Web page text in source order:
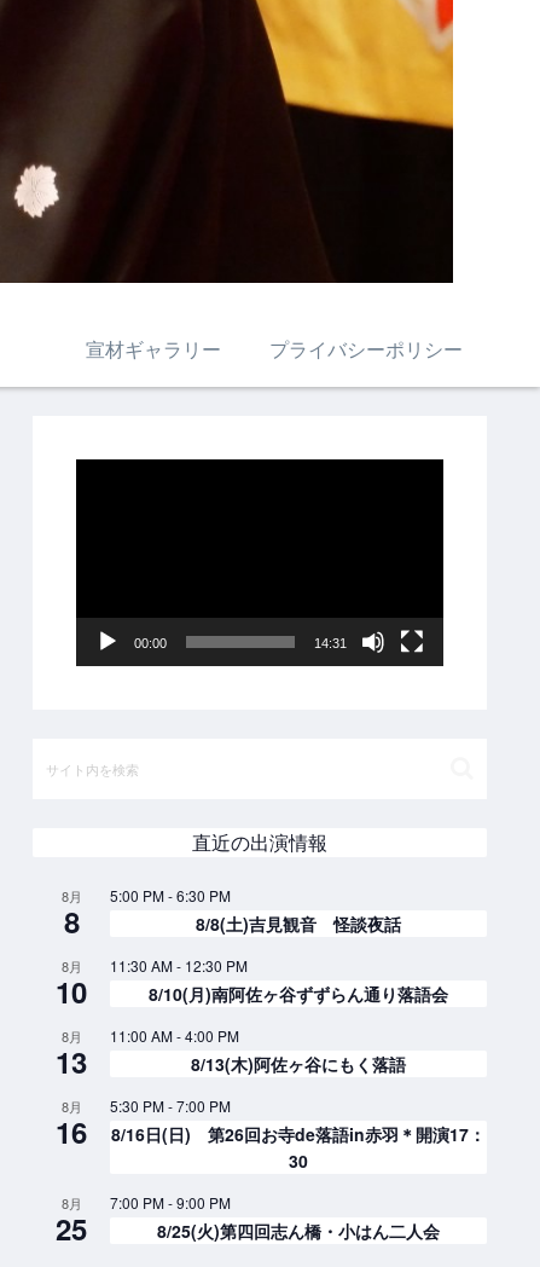
宣材ギャラリー プライバシーポリシー
ヤ
00:00 14:31
直近の出演情報
8月
8
5:00 PM-6:30 PM
8/8(土)吉見観音 怪談夜話
8月
10
11:30 AM- 12:30 PM
8/10(月)南阿佐ヶ谷ずずらん通り落語会
8月
13
11:00 AM-4:00 PM
8/13(木)阿佐ヶ谷にもく落語
8月
16
5:30 PM-7:00 PM
8/16日(日) 第26回お寺de落語in赤羽＊開演17：
30
8月
25
7:00 PM-9:00 PM
8/25(火)第四回志ん橋・小はん二人会